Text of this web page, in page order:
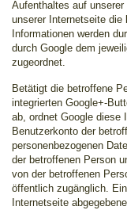
Aufenthaltes auf
unserer Internetseite
Informationen werden
durch Google dem
zugeordnet.
Betätigt die betroffene
integrierten Google+-
ab, ordnet Google diese
Benutzerkonto der
personenbezogenen
der betroffenen Person
von der betroffenen
öffentlich zugänglich.
Internetseite